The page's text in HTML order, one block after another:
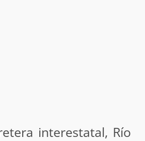
interestatal, Río